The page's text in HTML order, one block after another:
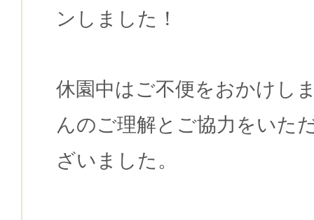
ンしました！
休園中はご不便をおかけし
んのご理解とご協力をいた
ざいました。